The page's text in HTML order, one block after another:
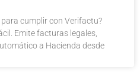
cumplir con Verifactu?
Emite facturas legales,
a Hacienda desde